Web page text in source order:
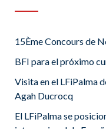
15Ème Concours de
BFI para el próximo
Visita en el LFiPalma
Agah Ducrocq
El LFiPalma se